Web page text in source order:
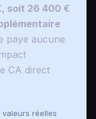
soit 26 400 €
paye aucune
CA direct
valeurs réelles